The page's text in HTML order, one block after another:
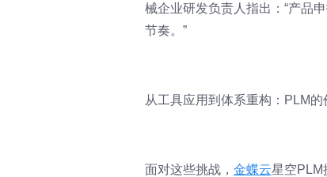
械企业研发负责人指出：“产品
节奏。”
从工具应用到体系重构：PLM的
面对这些挑战， 金蝶云星空PLM